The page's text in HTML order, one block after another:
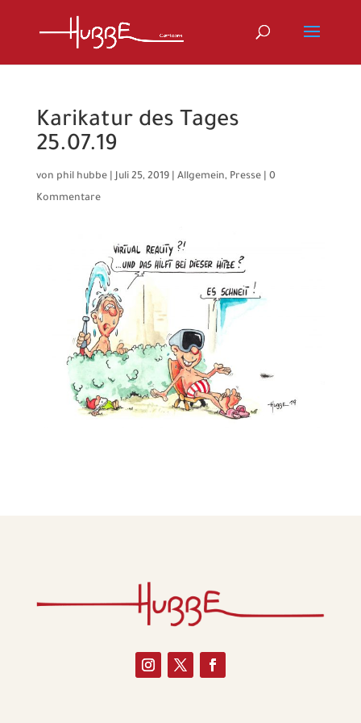
Karikatur des Tages
25.07.19
von phil hubbe|Juli 25, 2019| Allgemein, Presse| 0
Kommentare